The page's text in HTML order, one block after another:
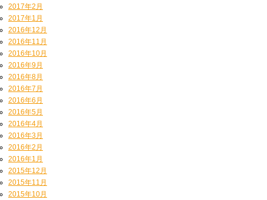
2017年2月
2017年1月
2016年12月
2016年11月
2016年10月
2016年9月
2016年8月
2016年7月
2016年6月
2016年5月
2016年4月
2016年3月
2016年2月
2016年1月
2015年12月
2015年11月
2015年10月